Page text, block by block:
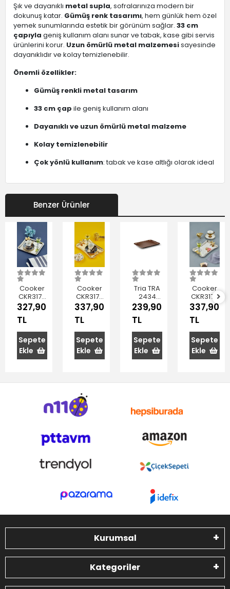
Şık ve dayanıklı metal supla, sofralarınıza modern bir
dokunuş katar. Gümüş renk tasarımı, hem günlük hem özel
yemek sunumlarında estetik bir görünüm sağlar. 33 cm
çapıyla geniş kullanım alanı sunar ve tabak, kase gibi servis
ürünlerini korur. Uzun ömürlü metal malzemesisayesinde
dayanıklıdır ve kolay temizlenebilir.
Önemli özellikler:
Gümüş renkli metal tasarım
33 cm çap ile geniş kullanım alanı
Dayanıklı ve uzun ömürlü metal malzeme
Kolay temizlenebilir
Çok yönlü kullanım: tabak ve kase altlığı olarak ideal
Benzer Ürünler
Cooker
CKR3174
Kare
Metal
Sunum
Tepsisi
25 Cm
327,90
TL
Sepete
Ekle
Cooker
CKR3173
Dikdörtgen
Metal
Sunum
Tepsisi
337,90
TL
Sepete
Ekle
Tria TRA
2434
Maun
Rengi
Parlak
Yüzey
Kaymaz
Tepsi
239,90
TL
Sepete
Ekle
Cooker
CKR3172
Dikdörtgen
Metal
Sunum
Tepsisi
337,90
TL
Sepete
Ekle
Kurumsal
Kategoriler